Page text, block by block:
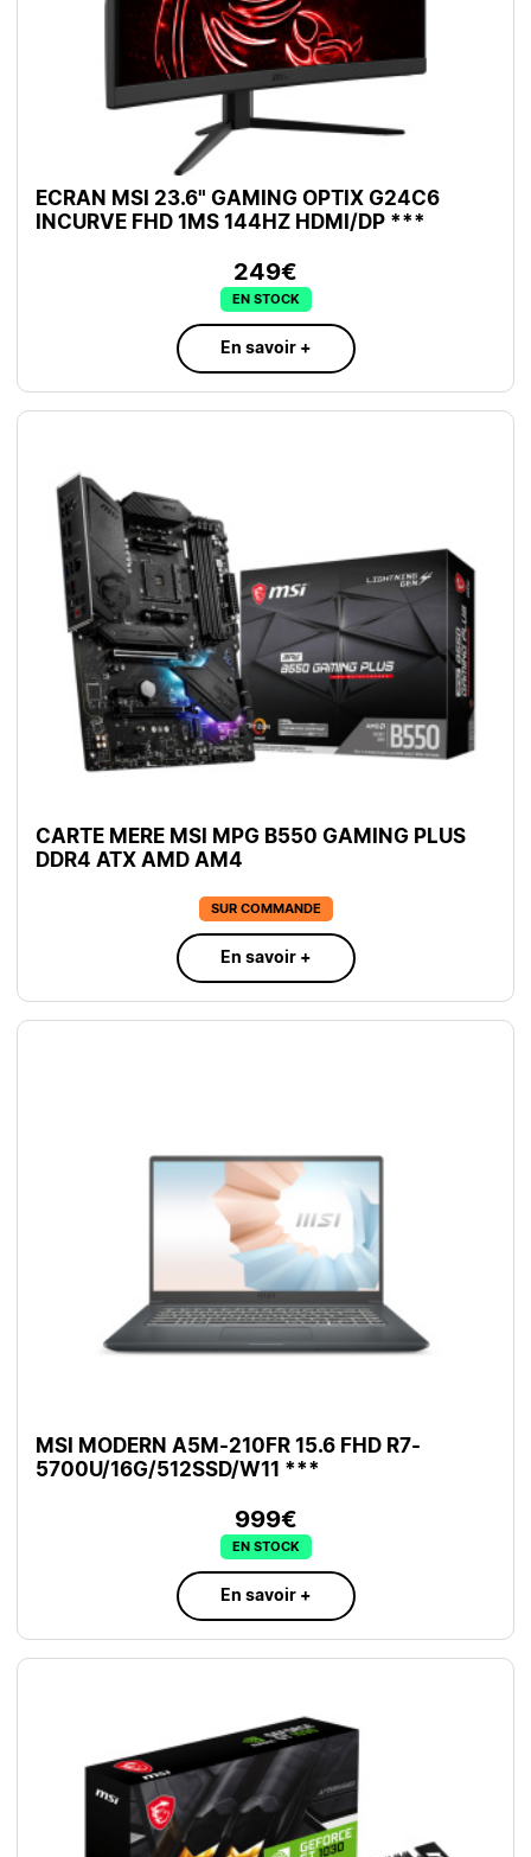
ECRAN MSI 23.6" GAMING OPTIX G24C6
INCURVE FHD 1MS 144HZ HDMI/DP ***
249€
EN STOCK
En savoir +
CARTE MERE MSI MPG B550 GAMING PLUS
DDR4 ATX AMD AM4
SUR COMMANDE
En savoir +
MSI MODERN A5M-210FR 15.6 FHD R7-
5700U/16G/512SSD/W11 ***
999€
EN STOCK
En savoir +